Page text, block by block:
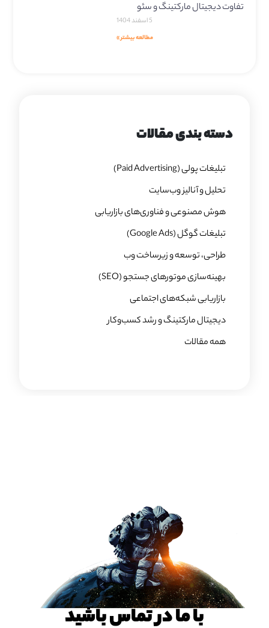
تفاوت دیجیتال مارکتینگ و سئو
5 اسفند 1404
مطالعه بیشتر »
دسته بندی مقالات
تبلیغات پولی (Paid Advertising)
تحلیل و آنالیز وب‌سایت
هوش مصنوعی و فناوری‌های بازاریابی
تبلیغات گوگل (Google Ads)
طراحی، توسعه و زیرساخت وب
بهینه‌سازی موتورهای جستجو (SEO)
بازاریابی شبکه‌های اجتماعی
دیجیتال مارکتینگ و رشد کسب‌وکار
همه مقالات
با ما در تماس باشید